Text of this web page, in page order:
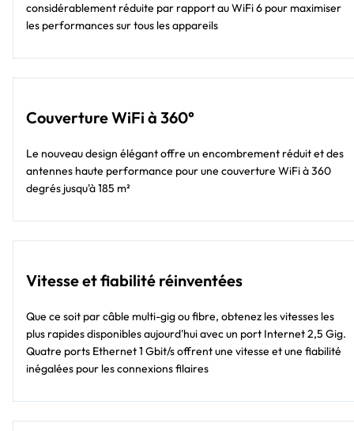
considérablement réduite par rapport au WiFi 6 pour maximiser
les performances sur tous les appareils
Couverture WiFi à 360°
Le nouveau design élégant offre un encombrement réduit et des
antennes haute performance pour une couverture WiFi à 360
degrés jusqu'à 185 m²
Vitesse et fiabilité réinventées
Que ce soit par câble multi-gig ou fibre, obtenez les vitesses les
plus rapides disponibles aujourd'hui avec un port Internet 2,5 Gig.
Quatre ports Ethernet 1 Gbit/s offrent une vitesse et une fiabilité
inégalées pour les connexions filaires